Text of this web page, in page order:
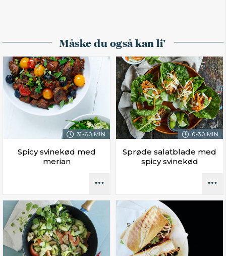
Måske du også kan li'
31-60 MIN.
Spicy svinekød med
merian
0-30 MIN.
Sprøde salatblade med
spicy svinekød